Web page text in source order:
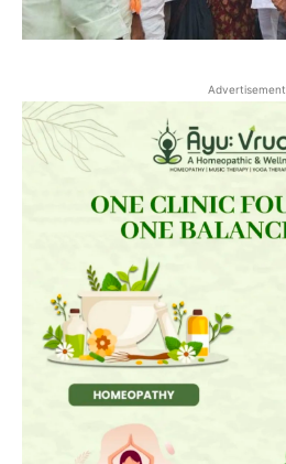
Advertisement